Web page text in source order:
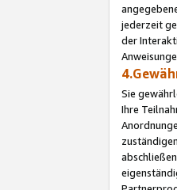
jederzeit
der
Sie
Ihre